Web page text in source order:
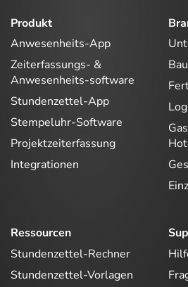
Produkt
Anwesenheits-App
Zeiterfassungs- &
Anwesenheits-software
Stundenzettel-App
Stempeluhr-Software
Projektzeiterfassung
Integrationen
Ressourcen
Stundenzettel-Rechner
Stundenzettel-Vorlagen